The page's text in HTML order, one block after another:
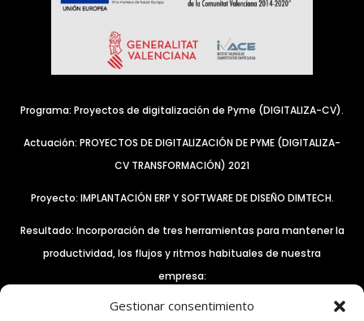
Gestionar consentimiento
Programa: Proyectos de digitalización de Pyme (DIGITALIZA-CV).
Actuación: PROYECTOS DE DIGITALIZACIÓN DE PYME (DIGITALIZA-
CV TRANSFORMACIÓN) 2021
Proyecto: IMPLANTACIÓN ERP Y SOFTWARE DE DISEÑO DIMTECH.
Resultado: Incorporación de tres herramientas para mantener la
productividad, los flujos y ritmos habituales de nuestra
empresa:
– El control remoto de equipos a través del software Anydesk.